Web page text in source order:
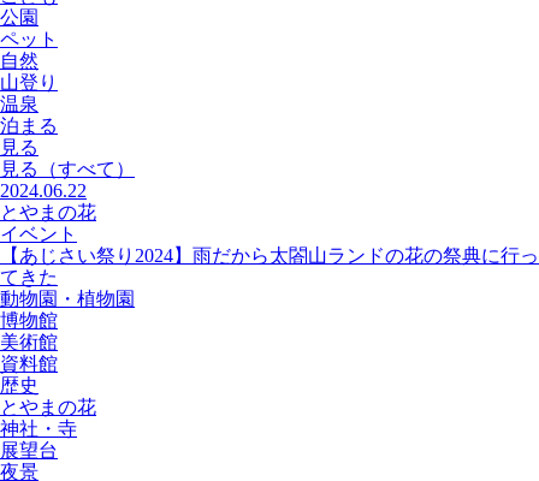
公園
ペット
自然
山登り
温泉
泊まる
見る
見る
（すべて）
2024.06.22
とやまの花
イベント
【あじさい祭り2024】雨だから太閤山ランドの花の祭典に行っ
てきた
動物園・植物園
博物館
美術館
資料館
歴史
とやまの花
神社・寺
展望台
夜景